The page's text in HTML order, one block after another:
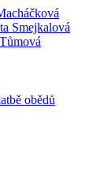
Smejkalová
obědů